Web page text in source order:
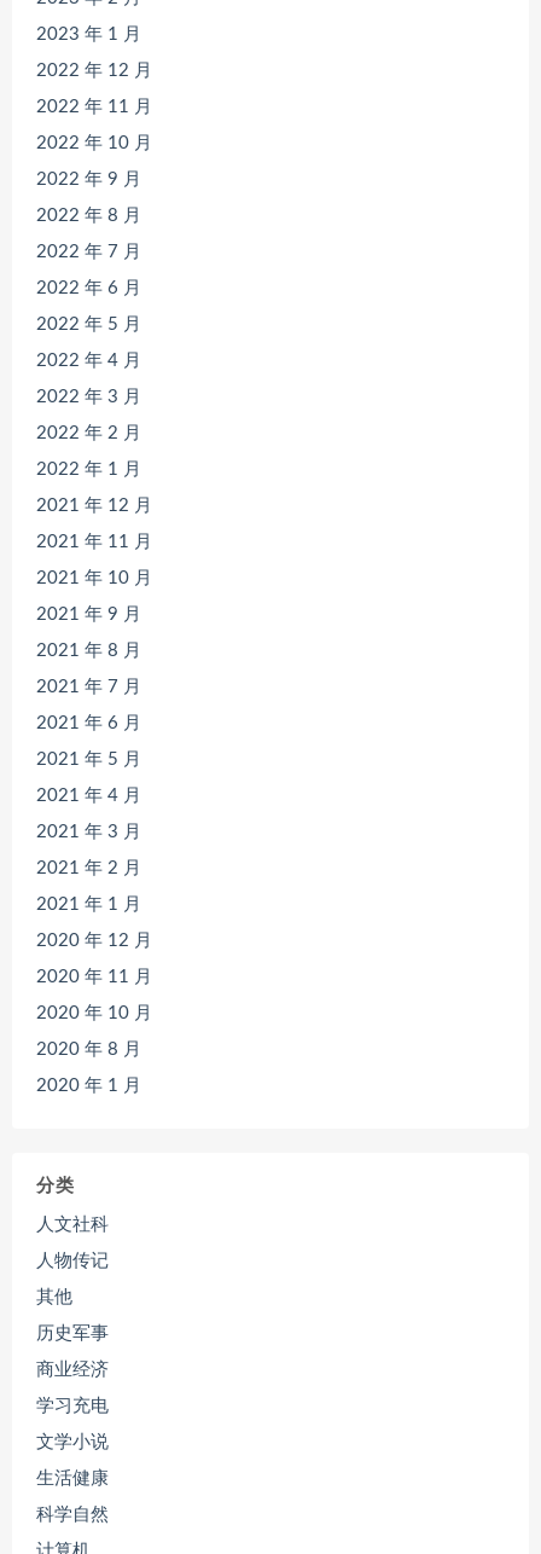
2023 年 1 月
2022 年 12 月
2022 年 11 月
2022 年 10 月
2022 年 9 月
2022 年 8 月
2022 年 7 月
2022 年 6 月
2022 年 5 月
2022 年 4 月
2022 年 3 月
2022 年 2 月
2022 年 1 月
2021 年 12 月
2021 年 11 月
2021 年 10 月
2021 年 9 月
2021 年 8 月
2021 年 7 月
2021 年 6 月
2021 年 5 月
2021 年 4 月
2021 年 3 月
2021 年 2 月
2021 年 1 月
2020 年 12 月
2020 年 11 月
2020 年 10 月
2020 年 8 月
2020 年 1 月
分类
人文社科
人物传记
其他
历史军事
商业经济
学习充电
文学小说
生活健康
科学自然